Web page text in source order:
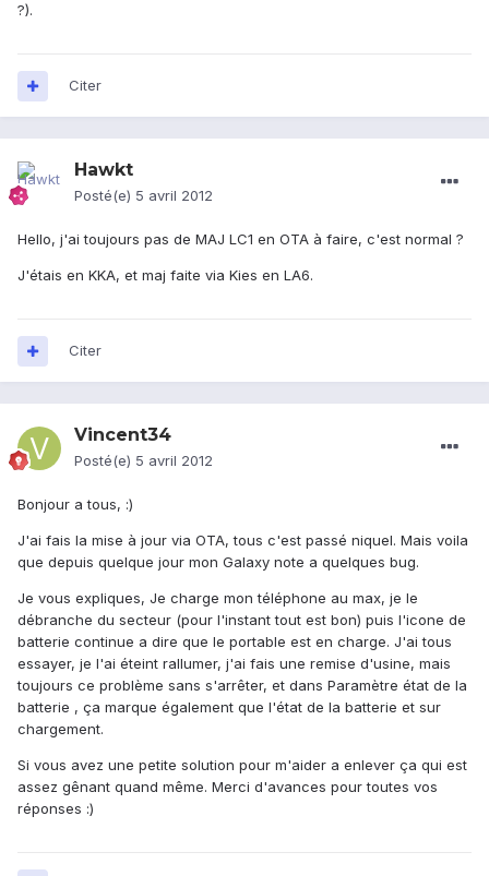
?).
Citer
Hawkt
Posté(e) 5 avril 2012
Hello, j'ai toujours pas de MAJ LC1 en OTA à faire, c'est normal ?
J'étais en KKA, et maj faite via Kies en LA6.
Citer
Vincent34
Posté(e) 5 avril 2012
Bonjour a tous, :)
J'ai fais la mise à jour via OTA, tous c'est passé niquel. Mais voila
que depuis quelque jour mon Galaxy note a quelques bug.
Je vous expliques, Je charge mon téléphone au max, je le
débranche du secteur (pour l'instant tout est bon) puis l'icone de
batterie continue a dire que le portable est en charge. J'ai tous
essayer, je l'ai éteint rallumer, j'ai fais une remise d'usine, mais
toujours ce problème sans s'arrêter, et dans Paramètre état de la
batterie , ça marque également que l'état de la batterie et sur
chargement.
Si vous avez une petite solution pour m'aider a enlever ça qui est
assez gênant quand même. Merci d'avances pour toutes vos
réponses :)